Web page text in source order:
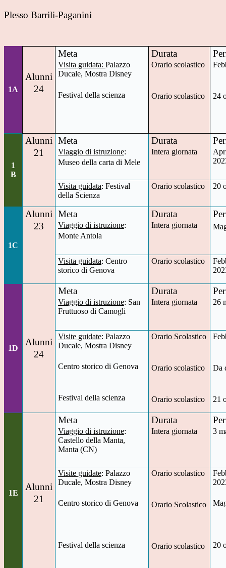
Plesso Barrili-Paganini
1A
Alunni
24
Meta
Visita guidata: Palazzo
Ducale, Mostra Disney
Festival della scienza
Durata
Orario scolastico
Orario scolastico 24
1
B
Alunni
21
Meta
Viaggio di istruzione:
Museo della carta di Mele
Durata
Intera giornata
Visita guidata: Festival
della Scienza
Orario scolastico 20
1C
Alunni
23
Meta
Viaggio di istruzione:
Monte Antola
Durata
Intera giornata
Visita guidata: Centro
storico di Genova
Orario scolastico
1D
Alunni
24
Meta
Viaggio di istruzione: San
Fruttuoso di Camogli
Durata
Intera giornata 26
Visite guidate: Palazzo
Ducale, Mostra Disney
Centro storico di Genova
Festival della scienza
Orario Scolastico
Orario scolastico
Orario scolastico
Da
21
1E
Alunni
21
Meta
Viaggio di istruzione:
Castello della Manta,
Manta (CN)
Durata
Intera giornata 3
Visite guidate: Palazzo
Ducale, Mostra Disney
Centro storico di Genova
Festival della scienza
Orario scolastico
Orario Scolastico
Orario scolastico 20